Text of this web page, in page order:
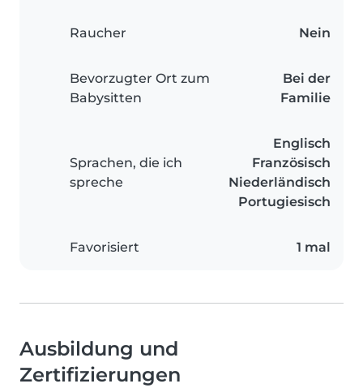
Raucher Nein
Bevorzugter Ort zum
Babysitten
Bei der
Familie
Sprachen, die ich
spreche
Englisch
Französisch
Niederländisch
Portugiesisch
Favorisiert 1 mal
Ausbildung und
Zertifizierungen